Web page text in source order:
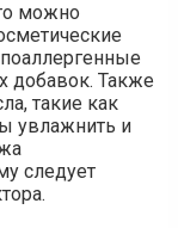
можно
добавок. Также
такие как
увлажнить и
следует